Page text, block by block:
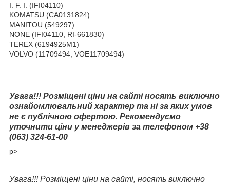
I. F. I. (IFI04110)
KOMATSU (CA0131824)
MANITOU (549297)
NONE (IFI04110, RI-661830)
TEREX (6194925M1)
VOLVO (11709494, VOE11709494)
Увага!!! Розміщені ціни на сайті носять виключно
ознайомлювальний характер та ні за яких умов
не є публічною офертою. Рекомендуємо
уточнити ціни у менеджерів за телефоном +38
(063) 324-61-00
p>
Увага!!! Розміщені ціни на сайті, носять виключно